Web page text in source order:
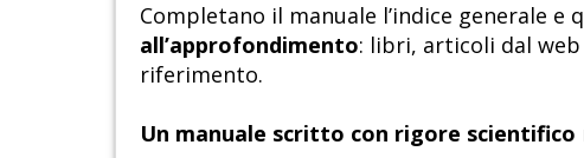
Completano il manuale l’indice generale e
all’approfondimento: libri, articoli dal
riferimento.
Un manuale scritto con rigore scientifico